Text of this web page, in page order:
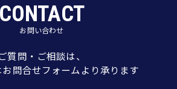
CONTACT
お問い合わせ
質問・ご相談は、
問合せフォームより承ります